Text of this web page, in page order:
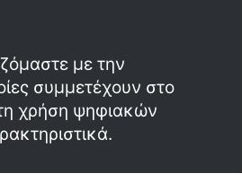
με την
συμμετέχουν στο
χρήση ψηφιακών